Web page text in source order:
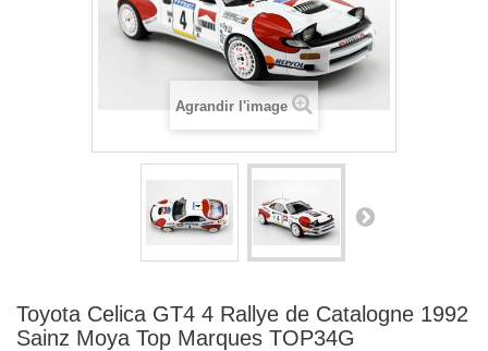
Agrandir l'image
Toyota Celica GT4 4 Rallye de Catalogne 1992
Sainz Moya Top Marques TOP34G